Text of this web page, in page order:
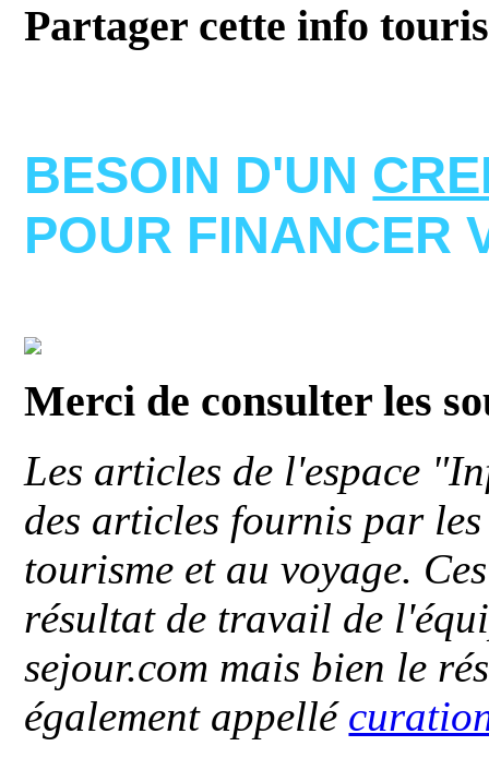
Partager cette info
BESOIN D'UN
POUR FINANCER
Merci de consulter les
Les articles de l'espace
des articles fournis par
tourisme et au voyage.
résultat de travail de
sejour.com mais bien le
également appellé